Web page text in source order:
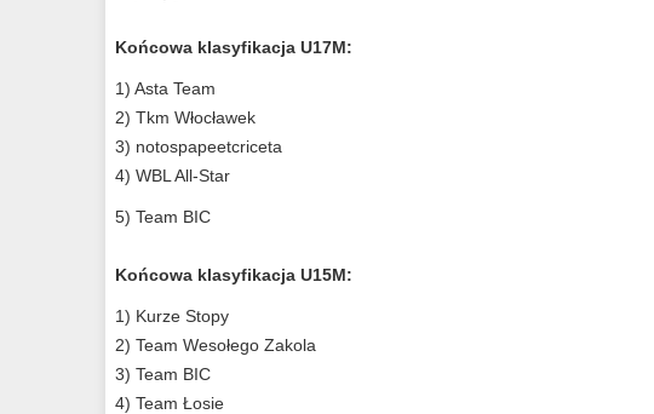
Końcowa klasyfikacja U17M:
1) Asta Team
2) Tkm Włocławek
3) notospapeetcriceta
4) WBL All-Star
5) Team BIC
Końcowa klasyfikacja U15M:
1) Kurze Stopy
2) Team Wesołego Zakola
3) Team BIC
4) Team Łosie